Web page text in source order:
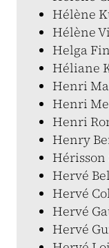
Hélène
Hélène
Helga
Héliane
Henri
Henri
Henri
Henry
Hérisson
Hervé
Hervé
Hervé
Hervé